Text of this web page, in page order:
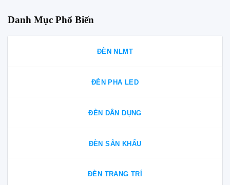
Danh Mục Phổ Biến
ĐÈN NLMT
ĐÈN PHA LED
ĐÈN DÂN DỤNG
ĐÈN SÂN KHẤU
ĐÈN TRANG TRÍ